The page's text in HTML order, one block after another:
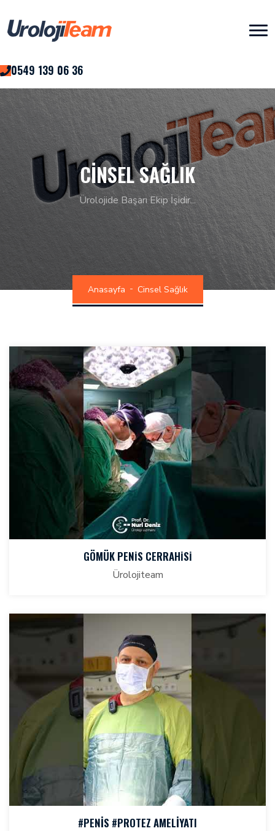
0549 139 06 36
CINSEL SAĞLIK
Ürolojide Başarı Ekip İşidir...
Anasayfa Cinsel Sağlık
GÖMÜK PENİS CERRAHİSİ
Ürolojiteam
#PENIS #PROTEZ AMELIYATI